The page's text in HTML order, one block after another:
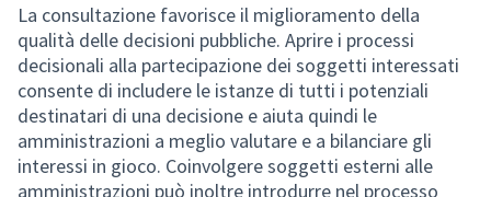
La consultazione favorisce il miglioramento della
qualità delle decisioni pubbliche. Aprire i processi
decisionali alla partecipazione dei soggetti interessati
consente di includere le istanze di tutti i potenziali
destinatari di una decisione e aiuta quindi le
amministrazioni a meglio valutare e a bilanciare gli
interessi in gioco. Coinvolgere soggetti esterni alle
amministrazioni può inoltre introdurre nel processo